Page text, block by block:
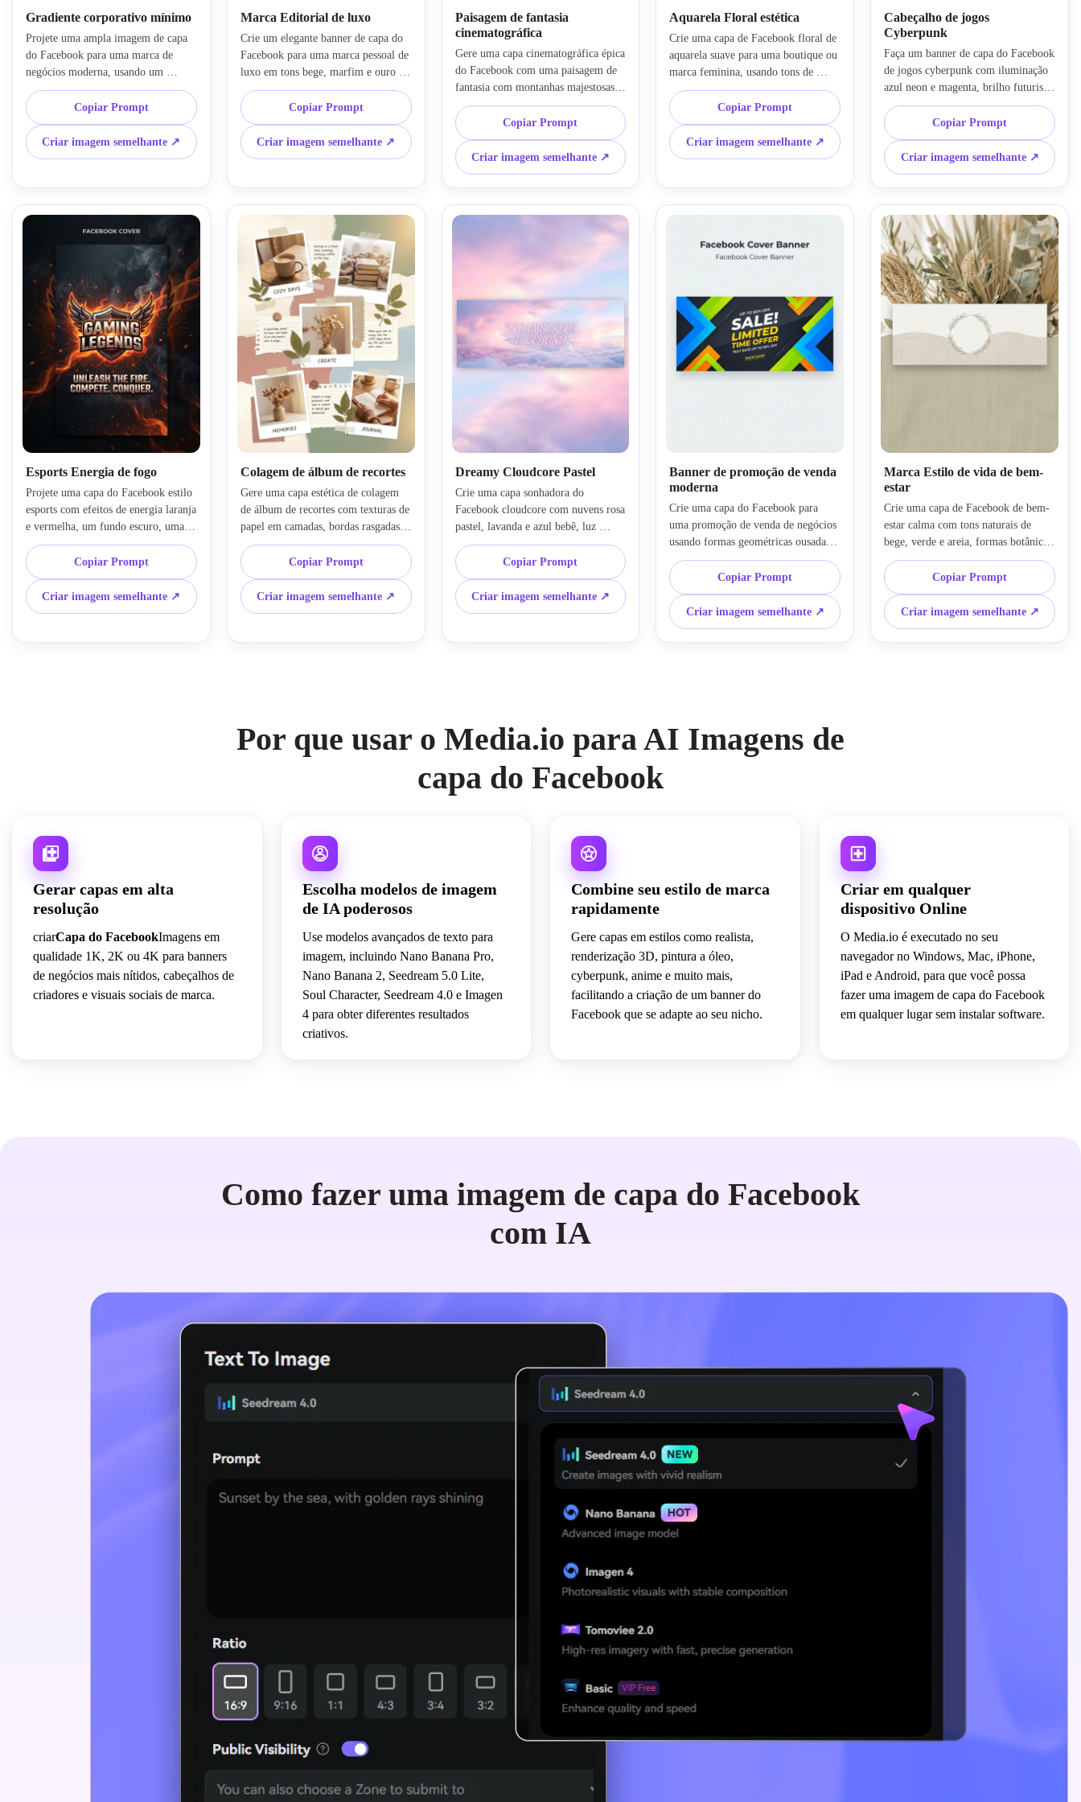
Gradiente corporativo mínimo
Projete uma ampla imagem de capa
do Facebook para uma marca de
negócios moderna, usando um
gradiente suave de azul a roxo,
formas suaves e abstratas,
profundidade sutil de vidro e um
layout premium limpo. Mantenha a
composição espaçosa com uma área
nítida, texturas digitais polidas e um
visual profissional de banner de
Copiar Prompt
Criar imagem semelhante ↗
Marca Editorial de luxo
Crie um elegante banner de capa do
Facebook para uma marca pessoal de
luxo em tons bege, marfim e ouro
silenciado. Use composição editorial
refinada, iluminação suave e difusa,
texturas premium inspiradas em
papel e tecido, espaço negativo
equilibrado e um ambiente
área focal limpa para branding.
Copiar Prompt
Criar imagem semelhante ↗
Paisagem de fantasia
cinematográfica
Gere uma capa cinematográfica épica
do Facebook com uma paisagem de
fantasia com montanhas majestosas,
luz dourada brilhante, profundidade
atmosférica em camadas e um céu
dramático. Use composição
panorâmica ultra-ampla, classificação
de cores vívidas, texturas ambientais
ricas e um humor heróico e imersivo
que parece um banner de cartaz de
Copiar Prompt
Criar imagem semelhante ↗
Aquarela Floral estética
Crie uma capa de Facebook floral de
aquarela suave para uma boutique ou
marca feminina, usando tons de
blush rosa, verde sálvia e creme.
Adicione detalhes botânicos pintados
à mão, espaço negativo arejado,
textura de papel delicada, iluminação
natural suave e uma composição
elegante e artesanal.
Copiar Prompt
Criar imagem semelhante ↗
Cabeçalho de jogos
Cyberpunk
Faça um banner de capa do Facebook
de jogos cyberpunk com iluminação
azul neon e magenta, brilho futurista
da cidade, névoa digital e contraste
intenso. Use uma composição ampla
e dinâmica, texturas modernas
nítidas, sombras dramáticas e um
clima pronto para streamer com
espaço aberto para um nome de canal
ou identidade de marca de jogos.
Copiar Prompt
Criar imagem semelhante ↗
Esports Energia de fogo
Projete uma capa do Facebook estilo
esports com efeitos de energia laranja
e vermelha, um fundo escuro, uma
atmosfera de ação ousada e
iluminação dramática. Mantenha o
layout amplo e amigável ao banner
com profundidade forte, destaques
nítidos, textura esfumaçada e um
para equipes de jogos ou criadores.
Copiar Prompt
Criar imagem semelhante ↗
Colagem de álbum de recortes
Gere uma capa estética de colagem
de álbum de recortes com texturas de
papel em camadas, bordas rasgadas,
elementos adesivos e estilo de estilo
de vida aconchegante. Use uma
paleta neutra e pastel suave,
composição ampla equilibrada,
detalhes de colagem feitos à mão,
clima criativo jovem ideal para um
Copiar Prompt
Criar imagem semelhante ↗
Dreamy Cloudcore Pastel
Crie uma capa sonhadora do
Facebook cloudcore com nuvens rosa
pastel, lavanda e azul bebê, luz
brilhante suave, gradientes suaves e
uma atmosfera etérea. Use uma
composição ultra-ampla, detalhes de
foco suave, texturas arejadas e um
clima mágico sereno que parece
calmante para uma marca pessoal.
Copiar Prompt
Criar imagem semelhante ↗
Banner de promoção de venda
moderna
Crie uma capa do Facebook para
uma promoção de venda de negócios
usando formas geométricas ousadas,
cores de acento vibrantes, layout
limpo e moderno e pontos focais de
alto contraste. Mantenha o banner
polido e comercial com espaçamento
equilibrado, iluminação brilhante,
texturas elegantes e uma forte área
Copiar Prompt
Criar imagem semelhante ↗
Marca Estilo de vida de bem-
estar
Crie uma capa de Facebook de bem-
estar calma com tons naturais de
bege, verde e areia, formas botânicas
sutis, texturas orgânicas suaves e
iluminação difusa pacífica. Use um
layout amplo e espaçoso, estética de
marca holística premium, equilíbrio
visual suave e uma área central limpa
adequada para um título de página de
Copiar Prompt
Criar imagem semelhante ↗
Por que usar o Media.io para AI Imagens de
capa do Facebook
Gerar capas em alta
resolução
criarCapa do FacebookImagens em
qualidade 1K, 2K ou 4K para banners
de negócios mais nítidos, cabeçalhos de
criadores e visuais sociais de marca.
Escolha modelos de imagem
de IA poderosos
Use modelos avançados de texto para
imagem, incluindo Nano Banana Pro,
Nano Banana 2, Seedream 5.0 Lite,
Soul Character, Seedream 4.0 e Imagen
4 para obter diferentes resultados
criativos.
Combine seu estilo de marca
rapidamente
Gere capas em estilos como realista,
renderização 3D, pintura a óleo,
cyberpunk, anime e muito mais,
facilitando a criação de um banner do
Facebook que se adapte ao seu nicho.
Criar em qualquer
dispositivo Online
O Media.io é executado no seu
navegador no Windows, Mac, iPhone,
iPad e Android, para que você possa
fazer uma imagem de capa do Facebook
em qualquer lugar sem instalar software.
Como fazer uma imagem de capa do Facebook
com IA